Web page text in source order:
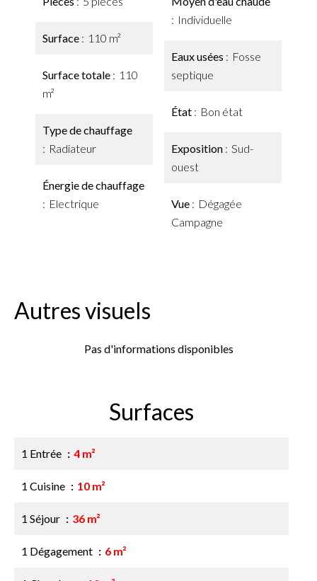
Surface 110 m²
Surface totale
110
m²
Type de chauffage
Radiateur
Énergie de chauffage
Electrique
Individuelle
Eaux usées
Fosse
septique
État Bon état
Exposition
Sud-
ouest
Vue
Dégagée
Campagne
Autres visuels
Pas d'informations disponibles
Surfaces
1 Entrée 4 m²
1 Cuisine 10 m²
1 Séjour 36 m²
1 Dégagement 6 m²